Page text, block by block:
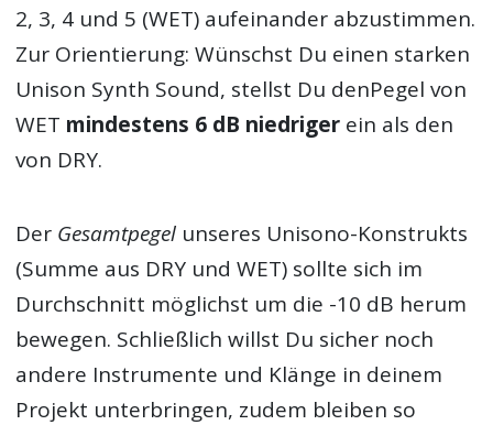
2, 3, 4 und 5 (WET) aufeinander abzustimmen.
Zur Orientierung: Wünschst Du einen starken
Unison Synth Sound, stellst Du denPegel von
WET mindestens 6 dB niedriger ein als den
von DRY.
Der Gesamtpegel unseres Unisono-Konstrukts
(Summe aus DRY und WET) sollte sich im
Durchschnitt möglichst um die -10 dB herum
bewegen. Schließlich willst Du sicher noch
andere Instrumente und Klänge in deinem
Projekt unterbringen, zudem bleiben so